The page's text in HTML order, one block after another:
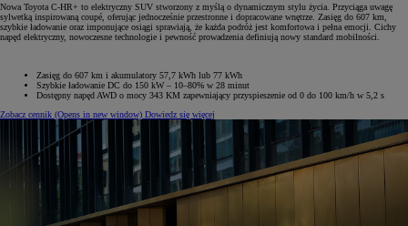
Nowa Toyota C-HR+ to elektryczny SUV stworzony z myślą o dynamicznym stylu życia. Przyciąga uwagę
sylwetką inspirowaną coupé, oferując jednocześnie przestronne i dopracowane wnętrze. Zasięg do 607 km,
szybkie ładowanie oraz imponujące osiągi sprawiają, że każda podróż jest komfortowa i pełna emocji. Cichy
napęd elektryczny, nowoczesne technologie i pewność prowadzenia definiują nowy standard mobilności.
Zasięg do 607 km i akumulatory 57,7 kWh lub 77 kWh
Szybkie ładowanie DC do 150 kW – 10–80% w 28 minut
Dostępny napęd AWD o mocy 343 KM zapewniający przyspieszenie od 0 do 100 km/h w 5,2 s
Zobacz cennik (Opens in new window) Dowiedz się więcej